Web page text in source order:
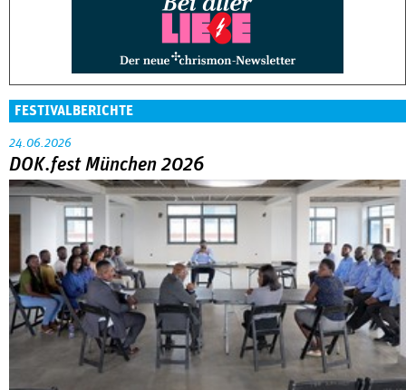
FESTIVALBERICHTE
24.06.2026
DOK.fest München 2026